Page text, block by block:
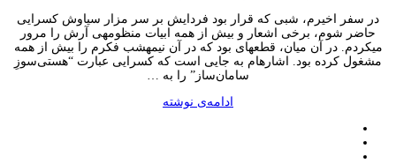
در سفر اخیرم، شبی که قرار بود فردایش بر سر مزار سیاوش کسرایی
حاضر شوم، برخی اشعار و بیش از همه ابیات منظومه‎ی آرش را مرور
می‎کردم. در آن میان، قطعه‎ای بود که در آن نیمه‎شب فکرم را بیش از همه
مشغول کرده بود. اشاره‎ام به جایی است که کسرایی عبارت “هستی‌سوزِ
سامان‌ساز” را به …
ادامه‌ی نوشته